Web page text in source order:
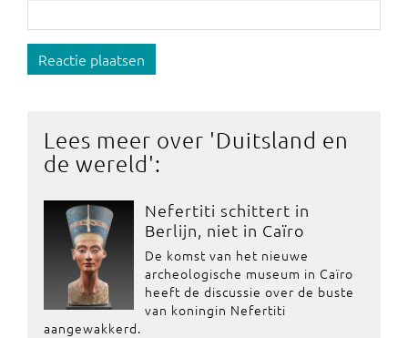
Reactie plaatsen
Lees meer over 'Duitsland en
de wereld':
Nefertiti schittert in
Berlijn, niet in Caïro
De komst van het nieuwe
archeologische museum in Caïro
heeft de discussie over de buste
van koningin Nefertiti
aangewakkerd.